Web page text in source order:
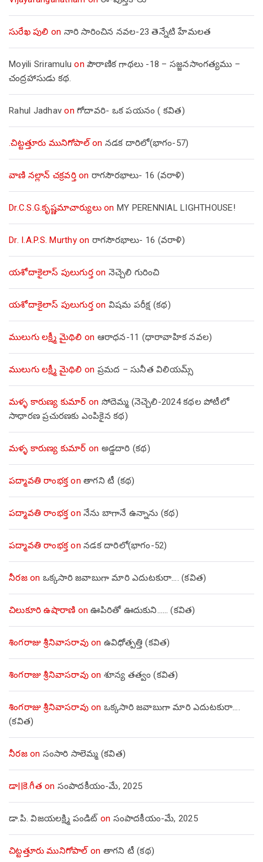
సురేఖ పులి on నారి సారించిన నవల-23 తెన్నేటి హేమలత
Moyili Sriramulu on పౌరాణిక గాథలు -18 – సజ్జనసాంగత్యము –
చంద్రహాసుడు కథ.
Rahul Jadhav on గోదావరి- ఒక పయనం ( కవిత)
.చిట్టత్తూరు మునిగోపాల్on నడక దారిలో(భాగం-57)
వాణి నల్లాన్ చక్రవర్తిon రాగసౌరభాలు- 16 (వరాళి)
Dr.C.S.G.కృష్ణమాచార్యులుon MY PERENNIAL LIGHTHOUSE!
Dr. I.A.P.S. Murthyon రాగసౌరభాలు- 16 (వరాళి)
యశోదాకైలాస్ పులుగుర్తon నెచ్చెలి గురించి
యశోదాకైలాస్ పులుగుర్తon విషమ పరీక్ష (క‌థ‌)
ములుగు లక్ష్మీ మైథిలి on ఆరాధన-11 (ధారావాహిక నవల)
ములుగు లక్ష్మీ మైథిలి on ప్రమద – సునీత విలియమ్స్
మళ్ళ కారుణ్య కుమార్ on సోదెమ్మ (నెచ్చెలి-2024 కథల పోటీలో
సాధారణ ప్రచురణకు ఎంపికైన కథ)
మళ్ళ కారుణ్య కుమార్ on అడ్డదారి (కథ)
పద్మావతి రాంభక్తon తాగని టీ (కథ)
పద్మావతి రాంభక్తon నేను బాగానే ఉన్నాను (క‌థ‌)
పద్మావతి రాంభక్తon నడక దారిలో(భాగం-52)
నీరజon ఒక్కసారి జవాబుగా మారి ఎదుటకురా…. (కవిత)
చిలుకూరి ఉషారాణి onఊపిరితో ఊదుకుని…… (కవిత)
శింగరాజు శ్రీనివాసరావుon ఉవిధోత్పత్తి (కవిత)
శింగరాజు శ్రీనివాసరావుon శూన్య తత్వం (కవిత)
శింగరాజు శ్రీనివాసరావుon ఒక్కసారి జవాబుగా మారి ఎదుటకురా….
(కవిత)
నీరజon సంసారి సాలెమ్మ (కవిత)
డా||కె.గీత on సంపాదకీయం-మే, 2025
డా.పి. విజయలక్ష్మి పండిట్ on సంపాదకీయం-మే, 2025
చిట్టత్తూరు మునిగోపాల్on తాగని టీ (కథ)